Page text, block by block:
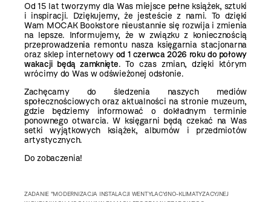
Od 15 lat tworzymy dla Was miejsce pełne książek, sztuki
i inspiracji. Dziękujemy, że jesteście z nami. To dzięki
Wam MOCAK Bookstore nieustannie się rozwija i zmienia
na lepsze. Informujemy, że w związku z koniecznością
przeprowadzenia remontu nasza księgarnia stacjonarna
oraz sklep internetowy od 1 czerwca 2026 roku do połowy
wakacji będą zamknięte. To czas zmian, dzięki którym
wrócimy do Was w odświeżonej odsłonie.
Zachęcamy do śledzenia naszych mediów
społecznościowych oraz aktualności na stronie muzeum,
gdzie będziemy informować o dokładnym terminie
ponownego otwarcia. W księgarni będą czekać na Was
setki wyjątkowych książek, albumów i przedmiotów
artystycznych.
Do zobaczenia!
ZADANIE "MODERNIZACJA INSTALACJI WENTYLACYJNO-KLIMATYZACYJNEJ